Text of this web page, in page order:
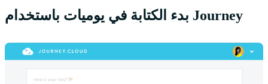
بدء الكتابة في يوميات باستخدام Journey